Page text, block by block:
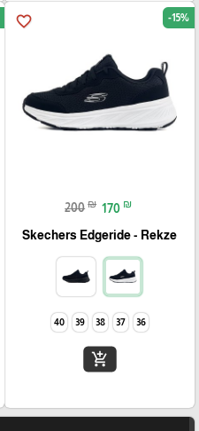
favorite_border -15%
200 ₪ 170 ₪
Skechers Edgeride - Rekze‏
36
37
38
39
40
add_shopping_cart